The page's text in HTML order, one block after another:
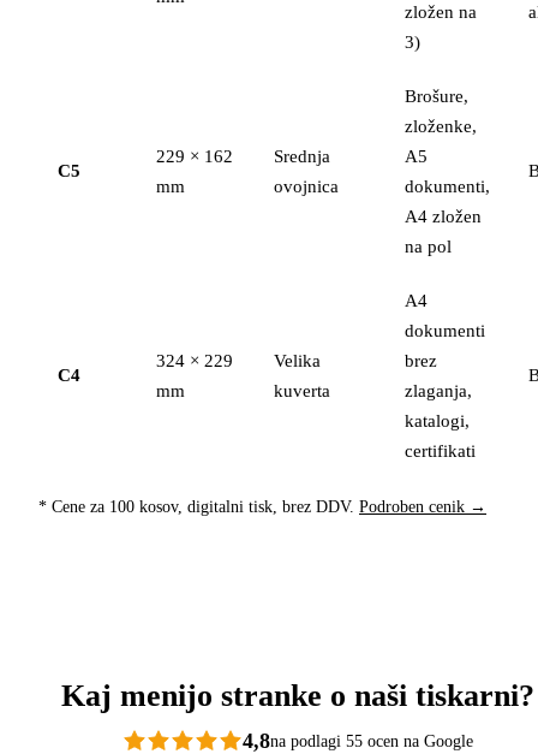
zložen na
3)
C5
229 × 162
mm
Srednja
ovojnica
Brošure,
zloženke,
A5
dokumenti,
A4 zložen
na pol
C4
324 × 229
mm
Velika
kuverta
A4
dokumenti
brez
zlaganja,
katalogi,
certifikati
* Cene za 100 kosov, digitalni tisk, brez DDV. Podroben cenik →
Kaj menijo stranke o naši tiskarni?
4,8na podlagi 55 ocen na Google